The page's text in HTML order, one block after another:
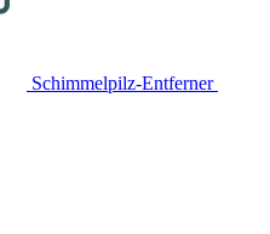
Schimmelpilz-Entferner